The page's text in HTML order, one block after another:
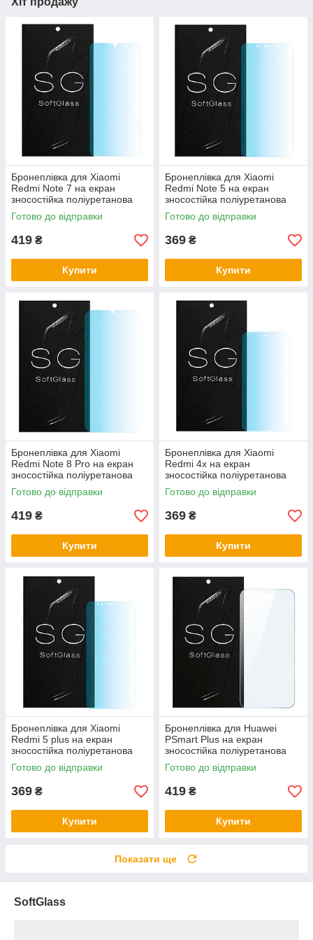
Бронеплівка для Xiaomi
Redmi Note 7 на екран
зносостійка поліуретанова
SoftGlass
Готово до відправки
419 ₴
Купити
Бронеплівка для Xiaomi
Redmi Note 5 на екран
зносостійка поліуретанова
SoftGlass
Готово до відправки
369 ₴
Купити
Бронеплівка для Xiaomi
Redmi Note 8 Pro на екран
зносостійка поліуретанова
SoftGlass
Готово до відправки
419 ₴
Купити
Бронеплівка для Xiaomi
Redmi 4x на екран
зносостійка поліуретанова
SoftGlass
Готово до відправки
369 ₴
Купити
Бронеплівка для Xiaomi
Redmi 5 plus на екран
зносостійка поліуретанова
SoftGlass
Готово до відправки
369 ₴
Купити
Бронеплівка для Huawei
PSmart Plus на екран
зносостійка поліуретанова
SoftGlass
Готово до відправки
419 ₴
Купити
Показати ще
SoftGlass